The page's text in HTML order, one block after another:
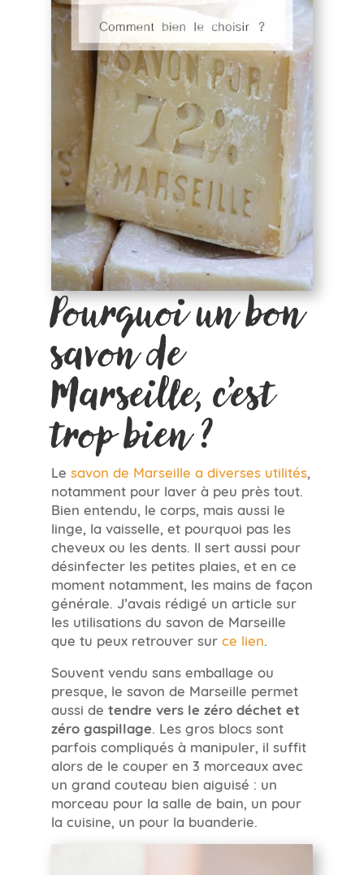
Pourquoi un bon
savon de
Marseille, c’est
trop bien ?
Le savon de Marseille a diverses utilités,
notamment pour laver à peu près tout.
Bien entendu, le corps, mais aussi le
linge, la vaisselle, et pourquoi pas les
cheveux ou les dents. Il sert aussi pour
désinfecter les petites plaies, et en ce
moment notamment, les mains de façon
générale. J’avais rédigé un article sur
les utilisations du savon de Marseille
que tu peux retrouver sur ce lien
Souvent vendu sans emballage ou
presque, le savon de Marseille permet
aussi de tendre vers le zéro déchet et
zéro gaspillage. Les gros blocs sont
parfois compliqués à manipuler, il suffit
alors de le couper en 3 morceaux avec
un grand couteau bien aiguisé : un
morceau pour la salle de bain, un pour
la cuisine, un pour la buanderie.